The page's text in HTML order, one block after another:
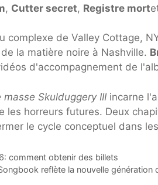
, Cutter secret, Registre mort
complexe de Valley Cottage,
la matière noire à Nashville.
d'accompagnement de
Skulduggery III incarne
les horreurs futures. Deux
le cycle conceptuel dans
comment obtenir des billets
reflète la nouvelle génération